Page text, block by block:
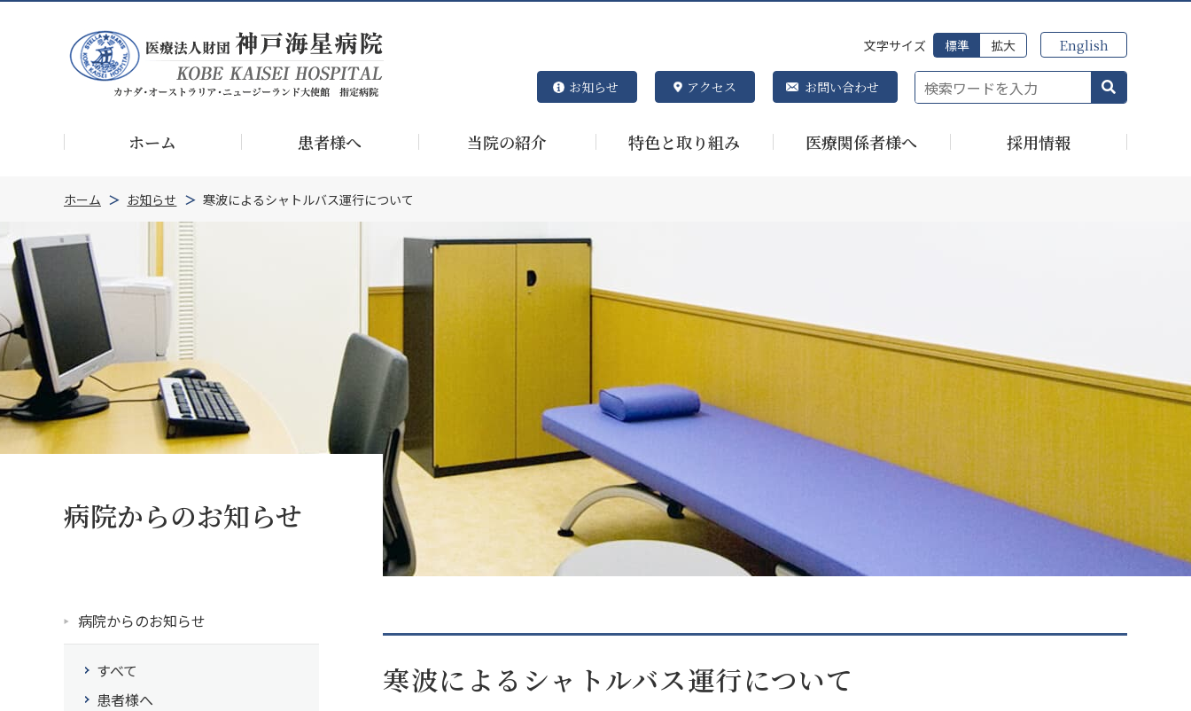
文字サイズ 標準 拡大 English
お知らせ アクセス お問い合わせ
ホーム 患者様へ 当院の紹介 特色と取り組み 医療関係者様へ 採用情報
ホーム お知らせ 寒波によるシャトルバス運行について
病院からのお知らせ
寒波によるシャトルバス運行について
病院からのお知らせ
すべて
患者様へ